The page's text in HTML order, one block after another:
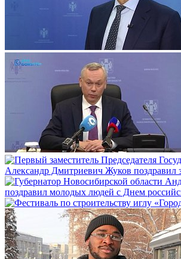
Александр Дмитриевич Жуков поздравил
поздравил молодых людей с Днем